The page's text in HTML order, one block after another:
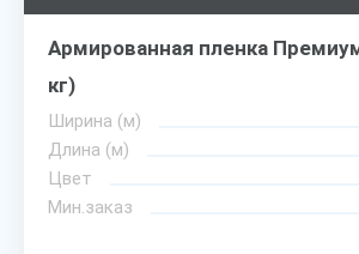
Армированная пленка
кг)
Ширина (м)
Длина (м)
Цвет
Мин.заказ